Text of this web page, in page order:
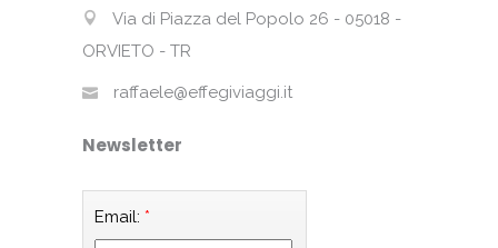
Via di Piazza del Popolo 26 - 05018 -
ORVIETO - TR
raffaele@effegiviaggi.it
Newsletter
Email: *